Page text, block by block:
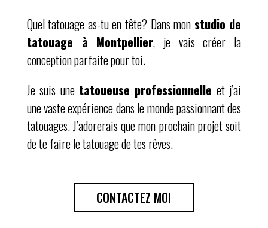
Quel tatouage as-tu en tête? Dans mon studio de
tatouage à Montpellier, je vais créer la
conception parfaite pour toi.
Je suis une tatoueuse professionnelle et j’ai
une vaste expérience dans le monde passionnant des
tatouages. J’adorerais que mon prochain projet soit
de te faire le tatouage de tes rêves.
CONTACTEZ MOI